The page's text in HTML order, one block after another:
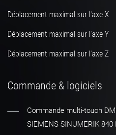
Déplacement maximal sur l'axe X
Déplacement maximal sur l'axe Y
Déplacement maximal sur l'axe Z
Commande & logiciels
Commande multi-touch
SIEMENS SINUMERIK 840